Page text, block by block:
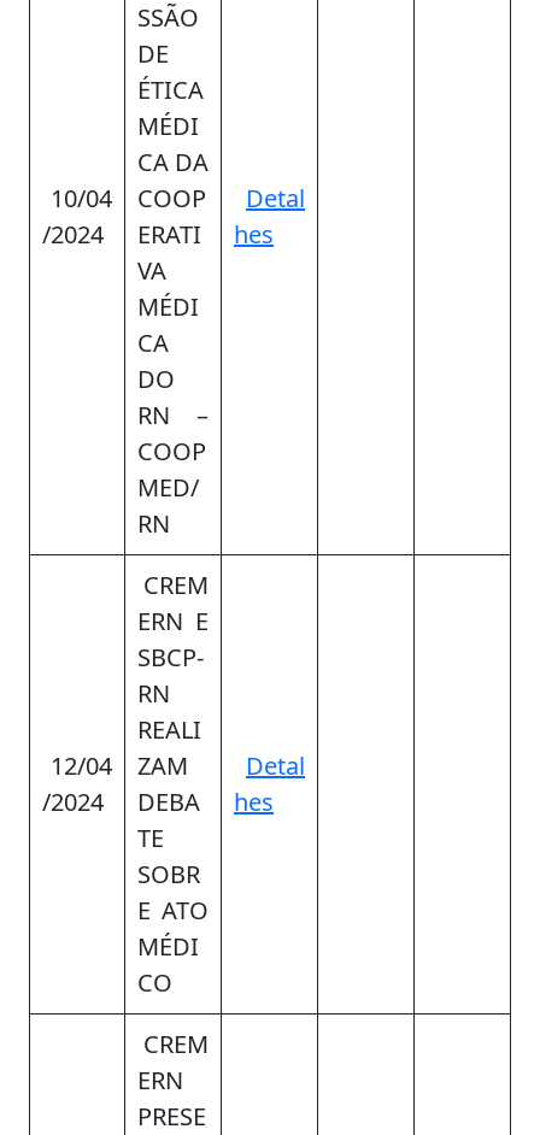
10/04
/2024
SSÃO
DE
ÉTICA
MÉDI
CA DA
COOP
ERATI
VA
MÉDI
CA
DO
RN –
COOP
MED/
RN
Detal
hes
12/04
/2024
CREM
ERN E
SBCP-
RN
REALI
ZAM
DEBA
TE
SOBR
E ATO
MÉDI
CO
Detal
hes
CREM
ERN
PRESE